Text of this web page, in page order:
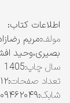
اطلاعات کتاب:
مولف:مریم
بصیری،وحید
سال چاپ:1405
تعداد صفحات:۱۱۲
شابک:۹۷۸۶۰۰۹۴۶۲۰۴۹